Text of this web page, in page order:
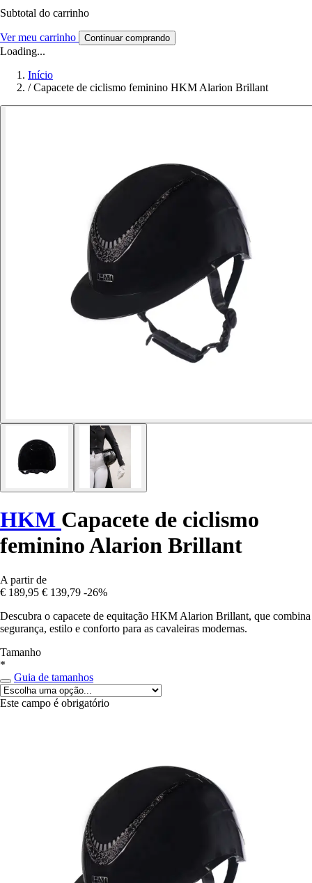
Subtotal do carrinho
Ver meu carrinho Continuar comprando
Loading...
Início
/ Capacete de ciclismo feminino HKM Alarion Brillant
HKM Capacete de ciclismo
feminino Alarion Brillant
A partir de
€ 189,95 € 139,79 -26%
Descubra o capacete de equitação HKM Alarion Brillant, que combina
segurança, estilo e conforto para as cavaleiras modernas.
Tamanho
*
Guia de tamanhos
Este campo é obrigatório